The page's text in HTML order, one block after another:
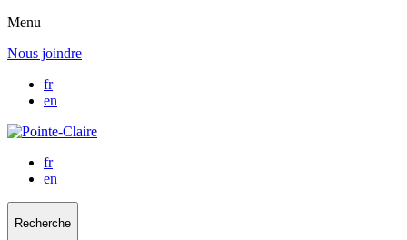
Menu
Nous joindre
fr
en
fr
en
Recherche